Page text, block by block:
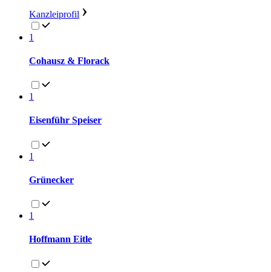
Kanzleiprofil
1
Cohausz & Florack
1
Eisenführ Speiser
1
Grünecker
1
Hoffmann Eitle